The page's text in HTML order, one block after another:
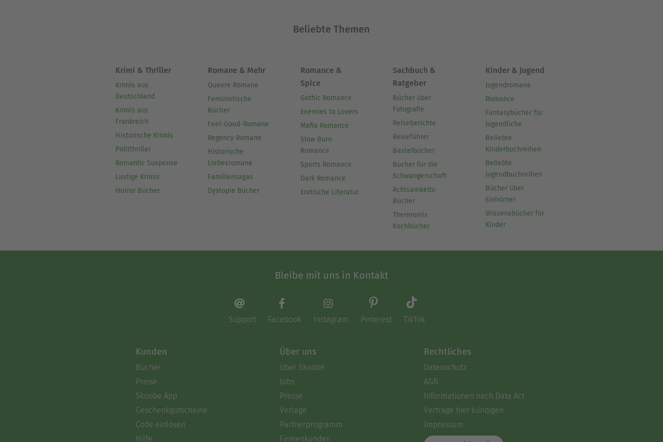
Beliebte Themen
Krimi & Thriller
Krimis aus
Deutschland
Krimis aus
Frankreich
Historische Krimis
Politthriller
Romantic Suspense
Lustige Krimis
Horror Bücher
Romane & Mehr
Queere Romane
Feministische
Bücher
Feel-Good-Romane
Regency Romane
Historische
Liebesromane
Familiensagas
Dystopie Bücher
Romance &
Spice
Gothic Romance
Enemies to Lovers
Mafia Romance
Slow Burn
Romance
Sports Romance
Dark Romance
Erotische Literatur
Sachbuch &
Ratgeber
Bücher über
Fotografie
Reiseberichte
Reiseführer
Bastelbücher
Bücher für die
Schwangerschaft
Achtsamkeits-
Bücher
Thermomix
Kochbücher
Kinder & Jugend
Jugendromane
Romance
Fantasybücher für
Jugendliche
Beliebte
Kinderbuchreihen
Beliebte
Jugendbuchreihen
Bücher über
Einhörner
Wissensbücher für
Kinder
Bleibe mit uns in Kontakt
Support Facebook Instagram Pinterest TikTok
Kunden
Bücher
Preise
Skoobe App
Geschenkgutscheine
Code einlösen
Hilfe
Über uns
Über Skoobe
Jobs
Presse
Verlage
Partnerprogramm
Firmenkunden
Rechtliches
Datenschutz
AGB
Informationen nach Data Act
Verträge hier kündigen
Impressum